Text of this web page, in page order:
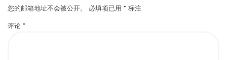
您的邮箱地址不会被公开。 必填项已用 * 标注
评论 *